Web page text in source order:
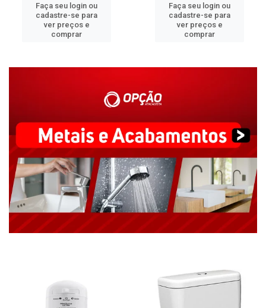
Faça seu login ou
cadastre-se para
ver preços e
comprar
Faça seu login ou
cadastre-se para
ver preços e
comprar